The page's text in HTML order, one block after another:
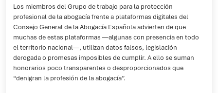
Los miembros del Grupo de trabajo para la protección
profesional de la abogacía frente a plataformas digitales del
Consejo General de la Abogacía Española advierten de que
muchas de estas plataformas —algunas con presencia en todo
el territorio nacional—, utilizan datos falsos, legislación
derogada o promesas imposibles de cumplir. A ello se suman
honorarios poco transparentes o desproporcionados que
“denigran la profesión de la abogacía”.